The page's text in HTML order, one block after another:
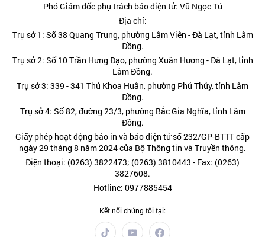
Phó Giám đốc phụ trách báo điện tử: Vũ Ngọc Tú
Địa chỉ:
Trụ sở 1: Số 38 Quang Trung, phường Lâm Viên - Đà Lạt, tỉnh Lâm
Đồng.
Trụ sở 2: Số 10 Trần Hưng Đạo, phường Xuân Hương - Đà Lạt, tỉnh
Lâm Đồng.
Trụ sở 3: 339 - 341 Thủ Khoa Huân, phường Phú Thủy, tỉnh Lâm
Đồng.
Trụ sở 4: Số 82, đường 23/3, phường Bắc Gia Nghĩa, tỉnh Lâm
Đồng.
Giấy phép hoạt động báo in và báo điện tử số 232/GP-BTTT cấp
ngày 29 tháng 8 năm 2024 của Bộ Thông tin và Truyền thông.
Điện thoại: (0263) 3822473; (0263) 3810443 - Fax: (0263)
3827608.
Hotline: 0977885454
Kết nối chúng tôi tại: